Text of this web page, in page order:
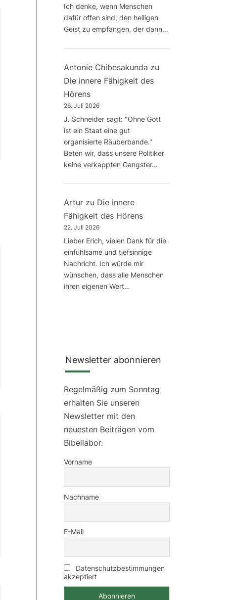
Ich denke, wenn Menschen
dafür offen sind, den heiligen
Geist zu empfangen, der dann…
Antonie Chibesakunda zu
Die innere Fähigkeit des
Hörens
26. Juli 2026
J. Schneider sagt: "Ohne Gott
ist ein Staat eine gut
organisierte Räuberbande."
Beten wir, dass unsere Politiker
keine verkappten Gangster…
Arturzu Die innere
Fähigkeit des Hörens
22. Juli 2026
Lieber Erich, vielen Dank für die
einfühlsame und tiefsinnige
Nachricht. Ich würde mir
wünschen, dass alle Menschen
ihren eigenen Wert…
Newsletter abonnieren
Regelmäßig zum Sonntag
erhalten Sie unseren
Newsletter mit den
neuesten Beiträgen vom
Bibellabor.
Vorname
Nachname
E-Mail
Datenschutzbestimmungen
akzeptiert